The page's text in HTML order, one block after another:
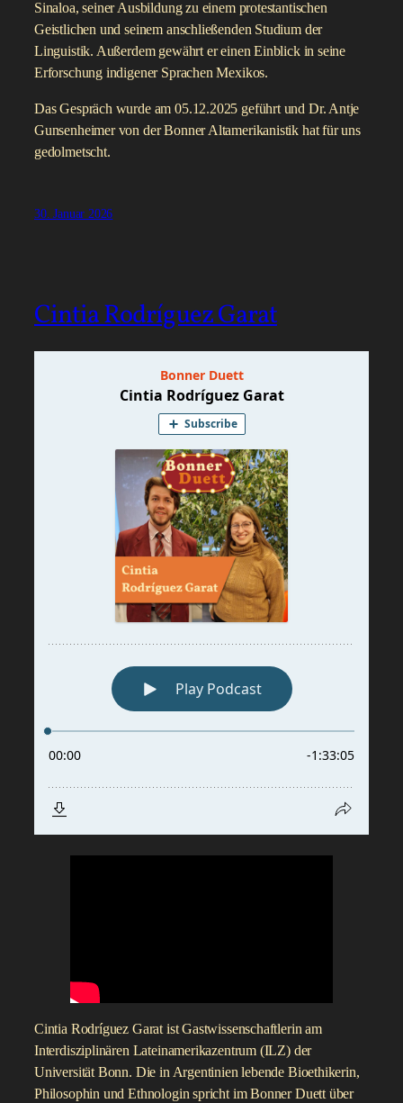
Sinaloa, seiner Ausbildung zu einem protestantischen
Geistlichen und seinem anschließenden Studium der
Linguistik. Außerdem gewährt er einen Einblick in seine
Erforschung indigener Sprachen Mexikos.
Das Gespräch wurde am 05.12.2025 geführt und Dr. Antje
Gunsenheimer von der Bonner Altamerikanistik hat für uns
gedolmetscht.
30. Januar 2026
Cintia Rodríguez Garat
Cintia Rodríguez Garat ist Gastwissenschaftlerin am
Interdisziplinären Lateinamerikazentrum (ILZ) der
Universität Bonn. Die in Argentinien lebende Bioethikerin,
Philosophin und Ethnologin spricht im Bonner Duett über